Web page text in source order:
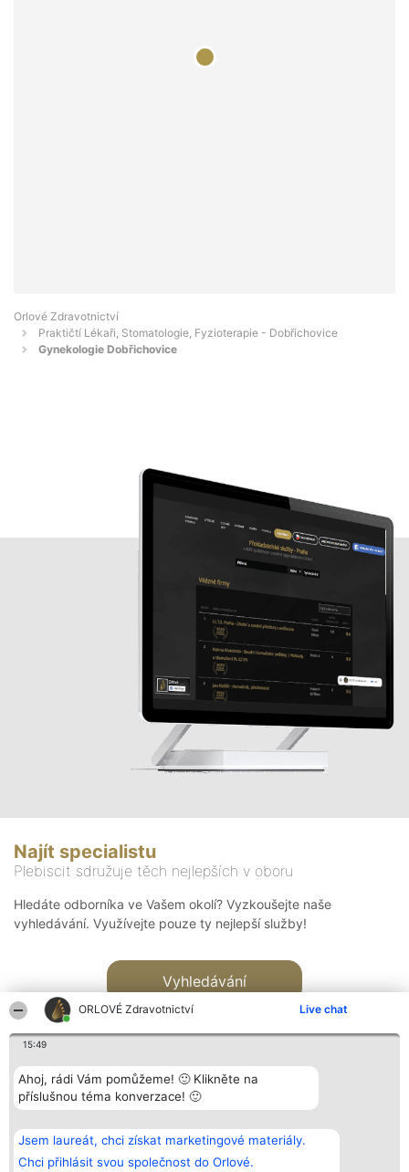
ORLOVÉ Zdravotnictví Live chat
15:49
Ahoj, rádi Vám pomůžeme! 🙂 Klikněte na
příslušnou téma konverzace! 🙂
Jsem laureát, chci získat marketingové materiály.
Chci přihlásit svou společnost do Orlové.
Orlové Zdravotnictví
Praktičtí Lékaři, Stomatologie, Fyzioterapie - Dobřichovice
Gynekologie Dobřichovice
Najít specialistu
Plebiscit sdružuje těch nejlepších v oboru
Hledáte odborníka ve Vašem okolí? Vyzkoušejte naše
vyhledávání. Využívejte pouze ty nejlepší služby!
Vyhledávání
Bright Side Solutions sp. z o.
o. sp. k.
ul. Ruska 22
Wrocław 50-079
Vítězové
Seznam všech
laureátů
Zásady
Kontakt